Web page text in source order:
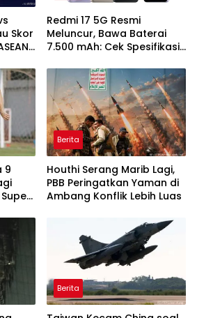
Skor
Redmi 17 5G Resmi
Meluncur, Bawa Baterai
7.500 mAh: Cek Spesifikasi
9
Berita
Houthi Serang Marib Lagi,
PBB Peringatkan Yaman di
Ambang Konflik Lebih Luas
Berita